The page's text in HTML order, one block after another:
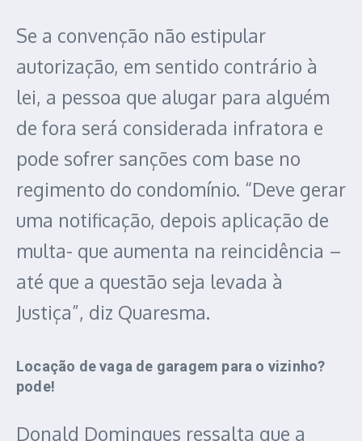
Se a convenção não estipular
autorização, em sentido contrário à
lei, a pessoa que alugar para alguém
de fora será considerada infratora e
pode sofrer sanções com base no
regimento do condomínio. “Deve gerar
uma notificação, depois aplicação de
multa- que aumenta na reincidência –
até que a questão seja levada à
Justiça”, diz Quaresma.
Locação de vaga de garagem para o vizinho?
pode!
Donald Domingues ressalta que a